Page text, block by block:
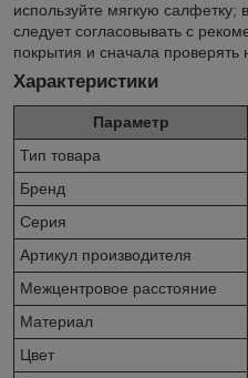
используйте мягкую салфетку;
следует согласовывать с
покрытия и сначала проверять
Характеристики
Параметр
Тип товара
Бренд
Серия
Артикул производителя
Межцентровое расстояние
Материал
Цвет